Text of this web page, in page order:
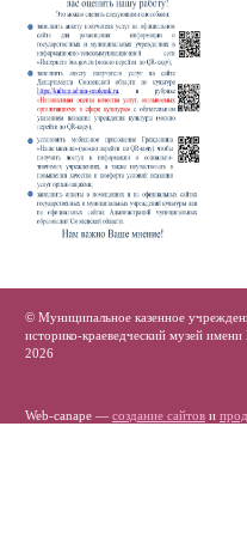
© Муниципальное казенное
историко-краеведческий музей имени
2026
Web-canape — создание сайтов и